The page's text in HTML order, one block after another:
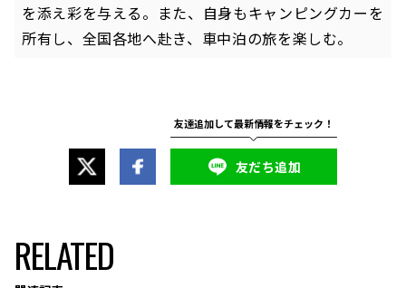
を添え彩を与える。また、自身もキャンピングカーを
所有し、全国各地へ赴き、車中泊の旅を楽しむ。
友だち追加
RELATED